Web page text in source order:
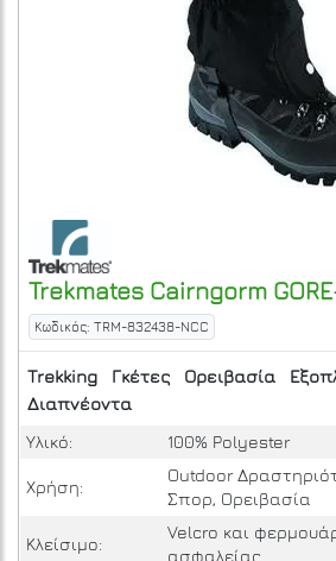
Trekmates Cairngorm
Κωδικός: TRM-832438-NCC
Trekking Γκέτες Ορειβασία
Διαπνέοντα
Υλικό:
100% Polyester
Χρήση:
Outdoor
Σπορ, Ορειβασία
Κλείσιμο:
Velcro και
ασφαλείας